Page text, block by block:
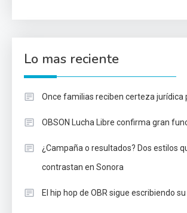
Lo mas reciente
Once familias reciben certeza jurídica
OBSON Lucha Libre confirma gran
¿Campaña o resultados? Dos estilos
contrastan en Sonora
El hip hop de OBR sigue escribiendo